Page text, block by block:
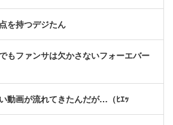
を持つデジたん
もファンサは欠かさないフォーエバー
動画が流れてきたんだが…（ﾋｴｯ